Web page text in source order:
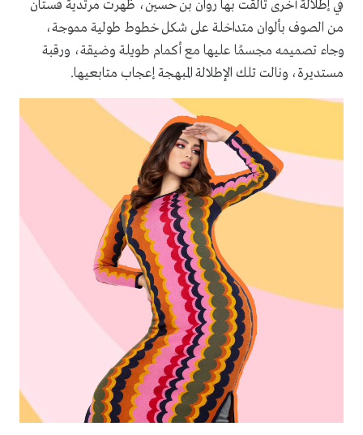
في إطلالة أخرى تألقت بها روان بن حسين، ظهرت مرتدية فستان
من الصوف بألوان متداخلة على شكل خطوط طولية مموجة،
وجاء تصميمه مجسمًا عليها مع أكمام طويلة وضيقة، ورقبة
مستديرة، ونالت تلك الإطلالة المبهجة إعجاب متابعيها.